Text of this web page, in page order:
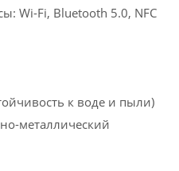
Wi-Fi, Bluetooth 5.0, NFC
к воде и пыли)
металлический